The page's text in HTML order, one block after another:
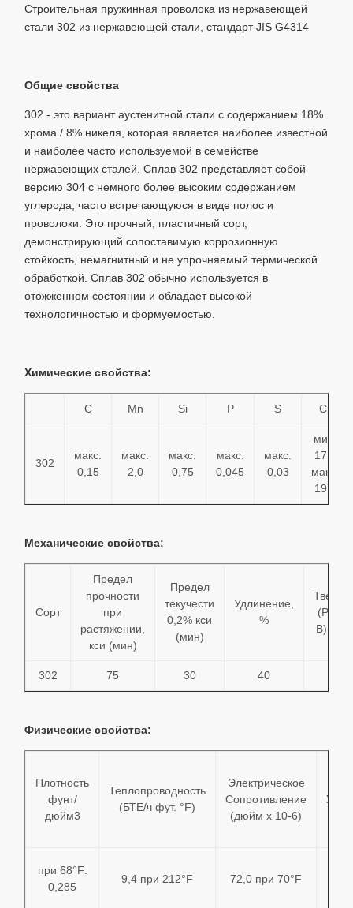
Строительная пружинная проволока из нержавеющей
стали 302 из нержавеющей стали, стандарт JIS G4314
Общие свойства
302 - это вариант аустенитной стали с содержанием 18%
хрома / 8% никеля, которая является наиболее известной
и наиболее часто используемой в семействе
нержавеющих сталей. Сплав 302 представляет собой
версию 304 с немного более высоким содержанием
углерода, часто встречающуюся в виде полос и
проволоки. Это прочный, пластичный сорт,
демонстрирующий сопоставимую коррозионную
стойкость, немагнитный и не упрочняемый термической
обработкой. Сплав 302 обычно используется в
отожженном состоянии и обладает высокой
технологичностью и формуемостью.
Химические свойства:
C Mn Si P S Cr
302
макс.
0,15
макс.
2,0
макс.
0,75
макс.
0,045
макс.
0,03
мин.
17,0
макс.
19,0
Механические свойства:
Сорт
Предел
прочности
при
растяжении,
кси (мин)
Предел
текучести
0,2% кси
(мин)
Удлинение,
%
B)
302 75 30 40
Физические свойства:
Плотность
фунт/
дюйм3
Теплопроводность
(БТЕ/ч фут. °F)
Электрическое
Сопротивление
(дюйм x 10-6)
при 68°F:
0,285
9,4 при 212°F 72,0 при 70°F